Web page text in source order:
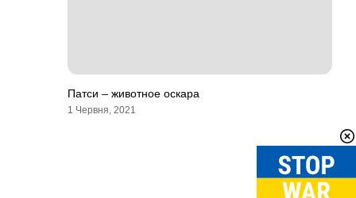
Патси – животное оскара
1 Червня, 2021